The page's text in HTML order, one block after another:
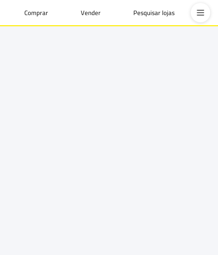
Comprar Vender Pesquisar lojas